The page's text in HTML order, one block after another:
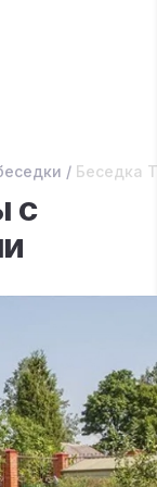
/ Беседка
С